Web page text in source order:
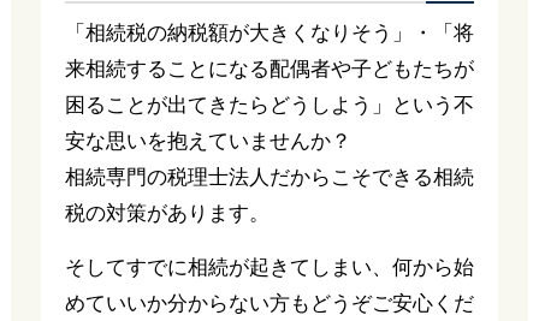
「相続税の納税額が大きくなりそう」・「将
来相続することになる配偶者や子どもたちが
困ることが出てきたらどうしよう」という不
安な思いを抱えていませんか？
相続専門の税理士法人だからこそできる相続
税の対策があります。
そしてすでに相続が起きてしまい、何から始
めていいか分からない方もどうぞご安心くだ